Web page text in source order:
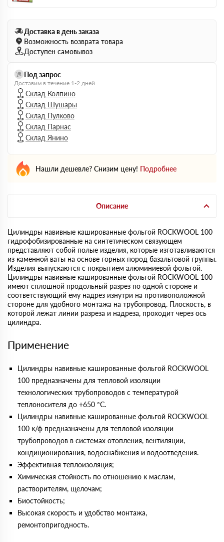
Доставка в день заказа
Возможность возврата товара
Доступен самовывоз
Под запрос
Доставим в течение 1-2 дней
Склад Колпино
Склад Шушары
Склад Пулково
Склад Парнас
Склад Янино
Нашли дешевле? Снизим цену! Подробнее
Описание
Цилиндры навивные кашированные фольгой ROCKWOOL 100
гидрофобизированные на синтетическом связующем
представляют собой полые изделия, которые изготавливаются
из каменной ваты на основе горных пород базальтовой группы.
Изделия выпускаются с покрытием алюминиевой фольгой.
Цилиндры навивные кашированные фольгой ROCKWOOL 100
имеют сплошной продольный разрез по одной стороне и
соответствующий ему надрез изнутри на противоположной
стороне для удобного монтажа на трубопровод. Плоскость, в
которой лежат линии разреза и надреза, проходит через ось
цилиндра.
Применение
Цилиндры навивные кашированные фольгой ROCKWOOL
100 предназначены для тепловой изоляции
технологических трубопроводов с температурой
теплоносителя до +650 °С.
Цилиндры навивные кашированные фольгой ROCKWOOL
100 к/ф предназначены для тепловой изоляции
трубопроводов в системах отопления, вентиляции,
кондиционирования, водоснабжения и водоотведения.
Эффективная теплоизоляция;
Химическая стойкость по отношению к маслам,
растворителям, щелочам;
Биостойкость;
Высокая скорость и удобство монтажа,
ремонтопригодность.